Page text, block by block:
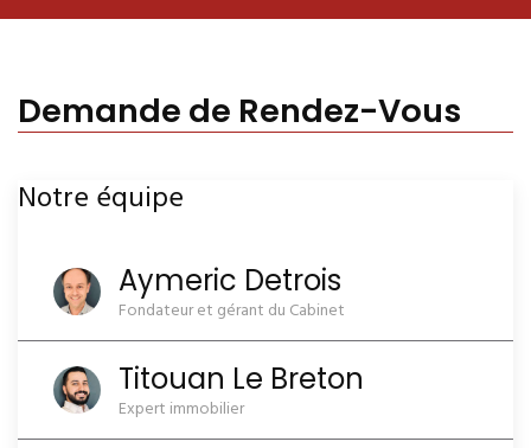
Demande de Rendez-Vous
Notre équipe
Aymeric Detrois
Fondateur et gérant du Cabinet
Titouan Le Breton
Expert immobilier